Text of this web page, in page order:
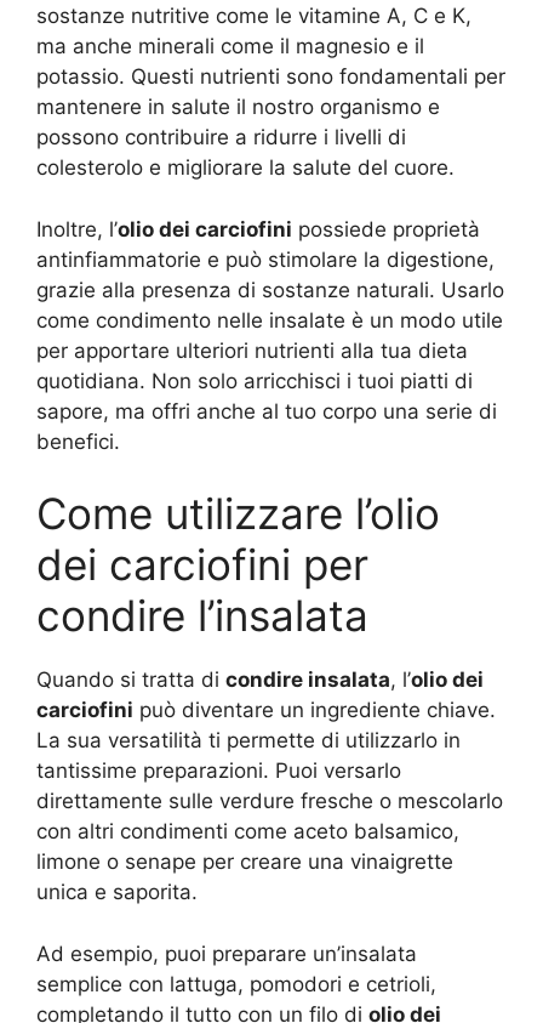
sostanze nutritive come le vitamine A, C e K,
ma anche minerali come il magnesio e il
potassio. Questi nutrienti sono fondamentali per
mantenere in salute il nostro organismo e
possono contribuire a ridurre i livelli di
colesterolo e migliorare la salute del cuore.
Inoltre, l’olio dei carciofini possiede proprietà
antinfiammatorie e può stimolare la digestione,
grazie alla presenza di sostanze naturali. Usarlo
come condimento nelle insalate è un modo utile
per apportare ulteriori nutrienti alla tua dieta
quotidiana. Non solo arricchisci i tuoi piatti di
sapore, ma offri anche al tuo corpo una serie di
benefici.
Come utilizzare l’olio
dei carciofini per
condire l’insalata
Quando si tratta di condire insalata, l’olio dei
carciofini può diventare un ingrediente chiave.
La sua versatilità ti permette di utilizzarlo in
tantissime preparazioni. Puoi versarlo
direttamente sulle verdure fresche o mescolarlo
con altri condimenti come aceto balsamico,
limone o senape per creare una vinaigrette
unica e saporita.
Ad esempio, puoi preparare un’insalata
semplice con lattuga, pomodori e cetrioli,
completando il tutto con un filo di olio dei